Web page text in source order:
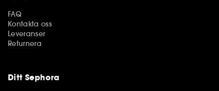
FAQ
Kontakta oss
Leveranser
Returnera
Ditt Sephora